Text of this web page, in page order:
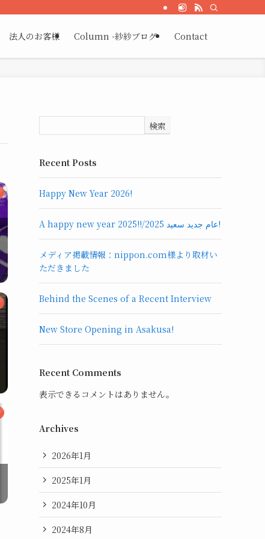
法人のお客様 Column -紗紗ブログ- Contact
検索
Recent Posts
Happy New Year 2026!
A happy new year 2025!!/عام جديد سعيد 2025!
メディア掲載情報：nippon.com様より取材い
ただきました
Behind the Scenes of a Recent Interview
New Store Opening in Asakusa!
Recent Comments
表示できるコメントはありません。
Archives
2026年1月
2025年1月
2024年10月
2024年8月